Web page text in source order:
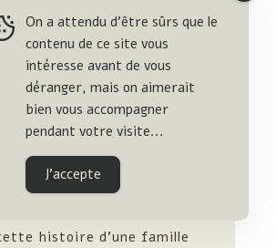
autrice, j’ai eu vraiment
d’ouvrir une malle aux
Je sais déjà que je vais
autres livres, c’est mon
obsessionnel, quand je
une autrice qui me parle.
complètement happée par
histoire d’une famille
On a attendu d'être sûrs que le
contenu de ce site vous
intéresse avant de vous
déranger, mais on aimerait
bien vous accompagner
pendant votre visite...
J'accepte